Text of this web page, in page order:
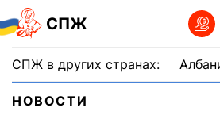
СПЖ
СПЖ в других странах:
НОВОСТИ